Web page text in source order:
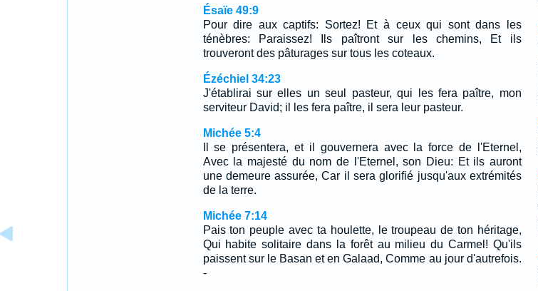
Ésaïe 49:9
Pour dire aux captifs: Sortez! Et à ceux qui sont dans les
ténèbres: Paraissez! Ils paîtront sur les chemins, Et ils
trouveront des pâturages sur tous les coteaux.
Ézéchiel 34:23
J'établirai sur elles un seul pasteur, qui les fera paître, mon
serviteur David; il les fera paître, il sera leur pasteur.
Michée 5:4
Il se présentera, et il gouvernera avec la force de l'Eternel,
Avec la majesté du nom de l'Eternel, son Dieu: Et ils auront
une demeure assurée, Car il sera glorifié jusqu'aux extrémités
de la terre.
Michée 7:14
Pais ton peuple avec ta houlette, le troupeau de ton héritage,
Qui habite solitaire dans la forêt au milieu du Carmel! Qu'ils
paissent sur le Basan et en Galaad, Comme au jour d'autrefois.
-